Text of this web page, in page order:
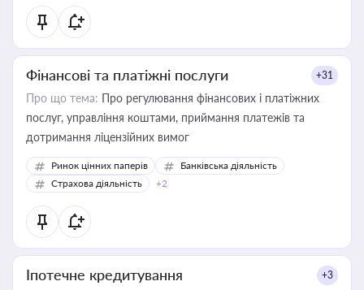
Фінансові та платіжні послуги +31
Про що тема: Про регулювання фінансових і платіжних
послуг, управління коштами, приймання платежів та
дотримання ліцензійних вимог
Ринок цінних паперів
Банківська діяльність
Страхова діяльність
+2
Іпотечне кредитування +3